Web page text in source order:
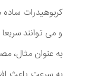
کربوهیدرات
و می توانند سریعا
به عنوان مثال،